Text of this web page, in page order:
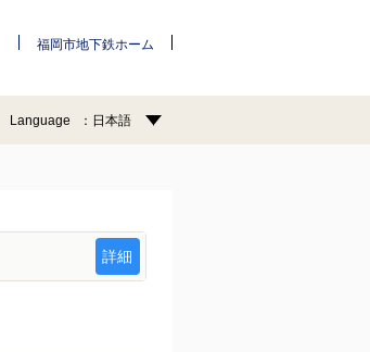
福岡市地下鉄ホーム
Language 日本語
詳細